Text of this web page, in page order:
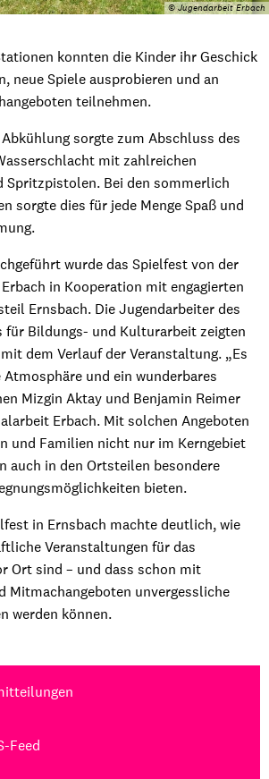
© Jugendarbeit Erbach
konnten die Kinder ihr Geschick
neue Spiele ausprobieren und an
teilnehmen.
sorgte zum Abschluss des
mit zahlreichen
Spritzpistolen. Bei den sommerlich
sorgte dies für jede Menge Spaß und
wurde das Spielfest von der
in Kooperation mit engagierten
Ernsbach. Die Jugendarbeiter des
für Bildungs- und Kulturarbeit zeigten
dem Verlauf der Veranstaltung. „Es
und ein wunderbares
Mizgin Aktay und Benjamin Reimer
Erbach. Mit solchen Angeboten
und Familien nicht nur im Kerngebiet
auch in den Ortsteilen besondere
bieten.
in Ernsbach machte deutlich, wie
Veranstaltungen für das
Ort sind – und dass schon mit
Mitmachangeboten unvergessliche
werden können.
Feed